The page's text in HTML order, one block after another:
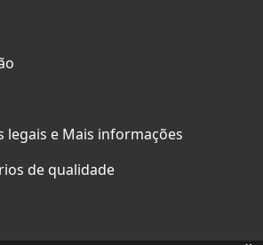
legais e Mais informações
de qualidade